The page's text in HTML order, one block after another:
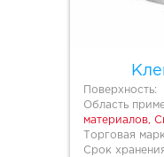
Поверхность:
Область
материалов,
Торговая
Срок